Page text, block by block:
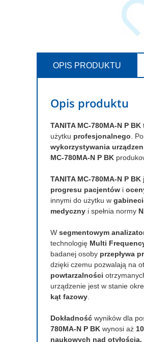
OPIS PRODUKTU
Opis produktu
TANITA MC-780MA-N P BK
użytku profesjonalnego .
wykorzystywania
MC-780MA-N P BK
TANITA MC-780MA-N P BK
progresu pacjentów i
innymi do użytku w
medyczny i spełnia normy
W segmentowym
technologię Multi
badanej osoby przepływa
dzięki czemu pozwalają na
powtarzalności
urządzenie jest w stanie
kąt fazowy
Dokładność wyników dla
780MA-N P BK wynosi aż
naukowych nad